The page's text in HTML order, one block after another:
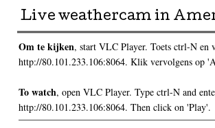
Live weathercam in
Om te kijken, start VLC Player. Toets ctrl-N en
http://80.101.233.106:8064. Klik vervolgens op
To watch, open VLC Player. Type ctrl-N and
http://80.101.233.106:8064. Then click on 'Play'.